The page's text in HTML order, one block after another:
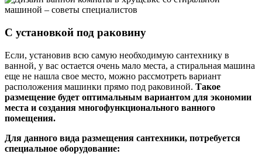
С установкой под раковину
Если, установив всю самую необходимую сантехнику в
ванной, у вас остается очень мало места, а стиральная машина
еще не нашла свое место, можно рассмотреть вариант
расположения машинки прямо под раковиной. Такое
размещение будет оптимальным вариантом для экономии
места и создания многофункционального ванного
помещения.
Для данного вида размещения сантехники, потребуется
специальное оборудование: